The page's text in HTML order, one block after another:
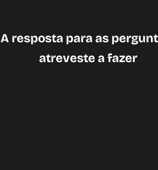
A resposta para as
atreveste a fazer